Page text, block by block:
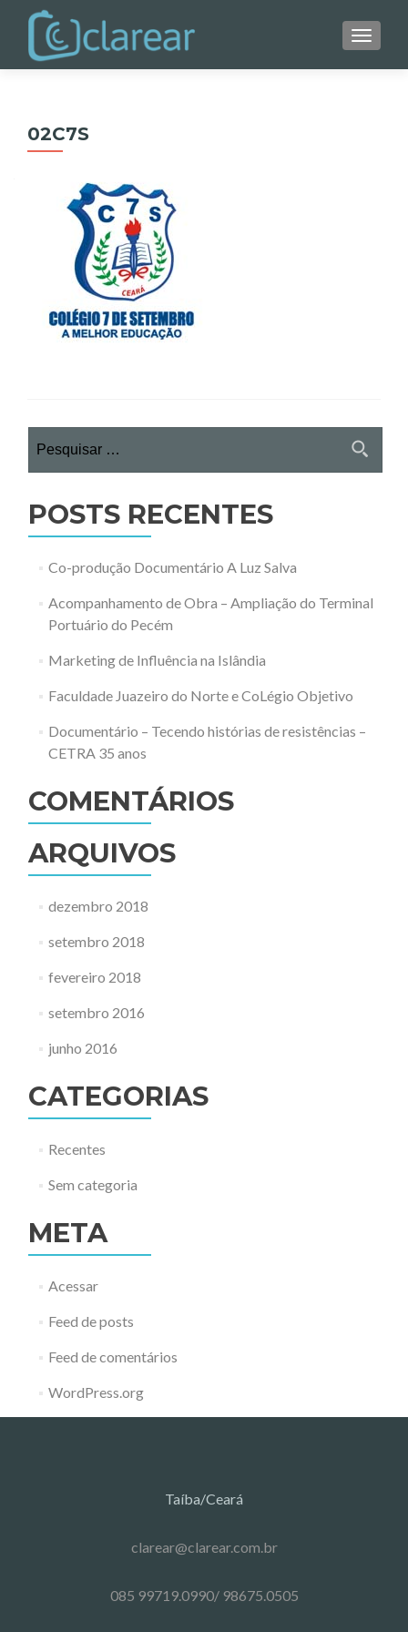
02C7S
por:
POSTS RECENTES
Co-produção Documentário A Luz Salva
Acompanhamento de Obra – Ampliação do Terminal
Portuário do Pecém
Marketing de Influência na Islândia
Faculdade Juazeiro do Norte e CoLégio Objetivo
Documentário – Tecendo histórias de resistências –
CETRA 35 anos
COMENTÁRIOS
ARQUIVOS
dezembro 2018
setembro 2018
fevereiro 2018
setembro 2016
junho 2016
CATEGORIAS
Recentes
Sem categoria
META
Acessar
Feed de posts
Feed de comentários
WordPress.org
Taíba/Ceará
clarear@clarear.com.br
085 99719.0990/ 98675.0505